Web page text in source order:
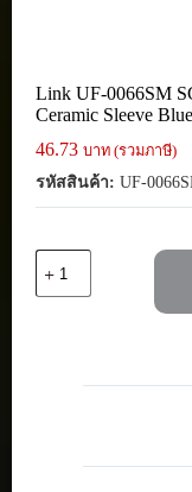
Link UF-0066SM
Ceramic Sleeve
46.73 บาท (รวมภาษี)
รหัสสินค้า: UF-
Link
ADAPTER,